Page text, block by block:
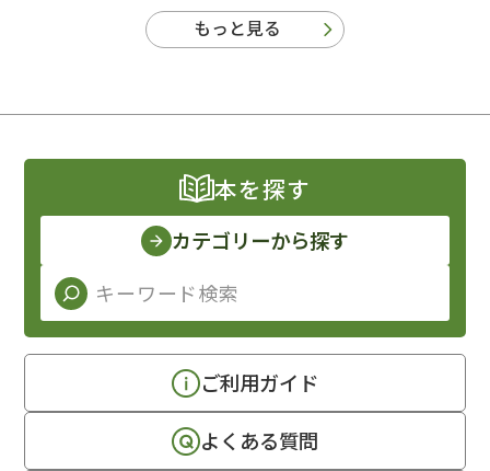
もっと見る
本を探す
カテゴリーから探す
ご利用ガイド
よくある質問